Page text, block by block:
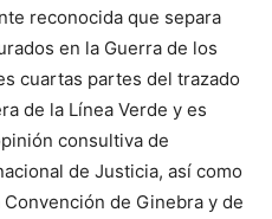
reconocida que separa
en la Guerra de los
cuartas partes del trazado
de la Línea Verde y es
consultiva de
de Justicia, así como
de Ginebra y de